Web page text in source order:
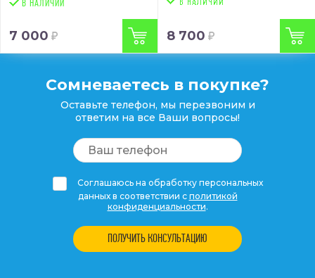
В НАЛИЧИИ
7 000 8 700
Сомневаетесь в покупке?
Оставьте телефон, мы перезвоним и
ответим на все Ваши вопросы!
Соглашаюсь на обработку персональных
данных в соответствии с политикой
конфиденциальности.
ПОЛУЧИТЬ КОНСУЛЬТАЦИЮ